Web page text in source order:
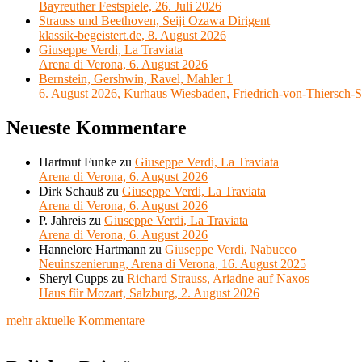
Bayreuther Festspiele, 26. Juli 2026
Strauss und Beethoven, Seiji Ozawa Dirigent
klassik-begeistert.de, 8. August 2026
Giuseppe Verdi, La Traviata
Arena di Verona, 6. August 2026
Bernstein, Gershwin, Ravel, Mahler 1
6. August 2026, Kurhaus Wiesbaden, Friedrich-von-Thiersch-
Neueste Kommentare
Hartmut Funke zu Giuseppe Verdi, La Traviata
Arena di Verona, 6. August 2026
Dirk Schauß zu Giuseppe Verdi, La Traviata
Arena di Verona, 6. August 2026
P. Jahreis zu Giuseppe Verdi, La Traviata
Arena di Verona, 6. August 2026
Hannelore Hartmann zu Giuseppe Verdi, Nabucco
Neuinszenierung, Arena di Verona, 16. August 2025
Sheryl Cupps zu Richard Strauss, Ariadne auf Naxos
Haus für Mozart, Salzburg, 2. August 2026
mehr aktuelle Kommentare